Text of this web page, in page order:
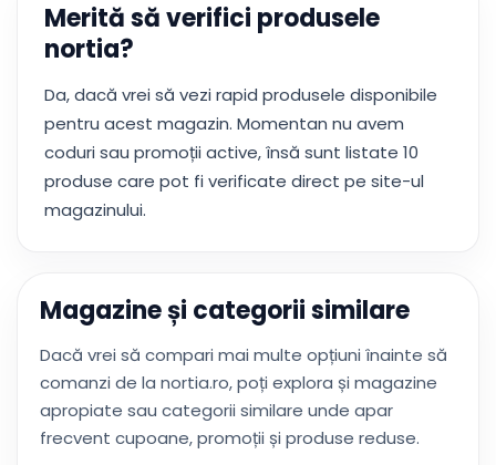
Merită să verifici produsele
nortia?
Da, dacă vrei să vezi rapid produsele disponibile
pentru acest magazin. Momentan nu avem
coduri sau promoții active, însă sunt listate 10
produse care pot fi verificate direct pe site-ul
magazinului.
Magazine și categorii similare
Dacă vrei să compari mai multe opțiuni înainte să
comanzi de la nortia.ro, poți explora și magazine
apropiate sau categorii similare unde apar
frecvent cupoane, promoții și produse reduse.